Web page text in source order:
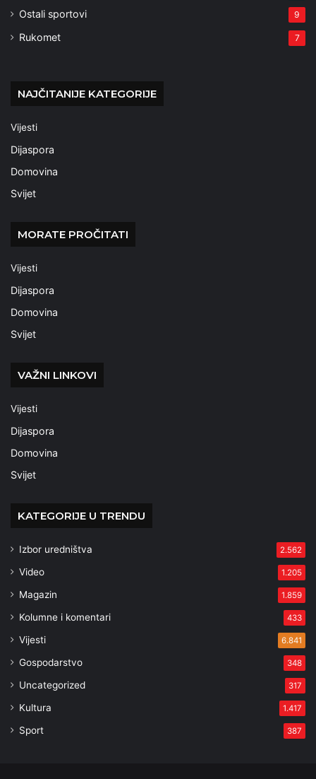
Ostali sportovi 9
Rukomet 7
NAJČITANIJE KATEGORIJE
Vijesti
Dijaspora
Domovina
Svijet
MORATE PROČITATI
Vijesti
Dijaspora
Domovina
Svijet
VAŽNI LINKOVI
Vijesti
Dijaspora
Domovina
Svijet
KATEGORIJE U TRENDU
Izbor uredništva 2.562
Video 1.205
Magazin 1.859
Kolumne i komentari 433
Vijesti 6.841
Gospodarstvo 348
Uncategorized 317
Kultura 1.417
Sport 387